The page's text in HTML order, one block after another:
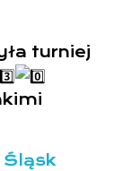
turniej
Śląsk